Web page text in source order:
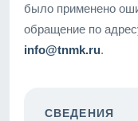
было применено
обращение по
info@tnmk.ru.
СВЕДЕНИЯ